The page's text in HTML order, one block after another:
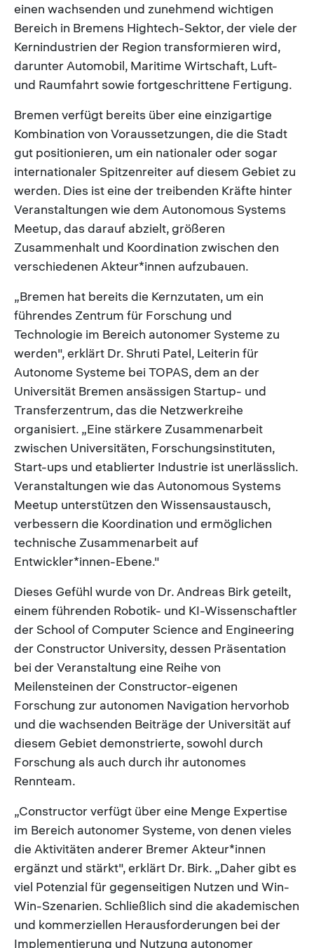
einen wachsenden und zunehmend wichtigen
Bereich in Bremens Hightech-Sektor, der viele der
Kernindustrien der Region transformieren wird,
darunter Automobil, Maritime Wirtschaft, Luft-
und Raumfahrt sowie fortgeschrittene Fertigung.
Bremen verfügt bereits über eine einzigartige
Kombination von Voraussetzungen, die die Stadt
gut positionieren, um ein nationaler oder sogar
internationaler Spitzenreiter auf diesem Gebiet zu
werden. Dies ist eine der treibenden Kräfte hinter
Veranstaltungen wie dem Autonomous Systems
Meetup, das darauf abzielt, größeren
Zusammenhalt und Koordination zwischen den
verschiedenen Akteur*innen aufzubauen.
„Bremen hat bereits die Kernzutaten, um ein
führendes Zentrum für Forschung und
Technologie im Bereich autonomer Systeme zu
werden", erklärt Dr. Shruti Patel, Leiterin für
Autonome Systeme bei TOPAS, dem an der
Universität Bremen ansässigen Startup- und
Transferzentrum, das die Netzwerkreihe
organisiert. „Eine stärkere Zusammenarbeit
zwischen Universitäten, Forschungsinstituten,
Start-ups und etablierter Industrie ist unerlässlich.
Veranstaltungen wie das Autonomous Systems
Meetup unterstützen den Wissensaustausch,
verbessern die Koordination und ermöglichen
technische Zusammenarbeit auf
Entwickler*innen-Ebene."
Dieses Gefühl wurde von Dr. Andreas Birk geteilt,
einem führenden Robotik- und KI-Wissenschaftler
der School of Computer Science and Engineering
der Constructor University, dessen Präsentation
bei der Veranstaltung eine Reihe von
Meilensteinen der Constructor-eigenen
Forschung zur autonomen Navigation hervorhob
und die wachsenden Beiträge der Universität auf
diesem Gebiet demonstrierte, sowohl durch
Forschung als auch durch ihr autonomes
Rennteam.
„Constructor verfügt über eine Menge Expertise
im Bereich autonomer Systeme, von denen vieles
die Aktivitäten anderer Bremer Akteur*innen
ergänzt und stärkt", erklärt Dr. Birk. „Daher gibt es
viel Potenzial für gegenseitigen Nutzen und Win-
Win-Szenarien. Schließlich sind die akademischen
und kommerziellen Herausforderungen bei der
Implementierung und Nutzung autonomer